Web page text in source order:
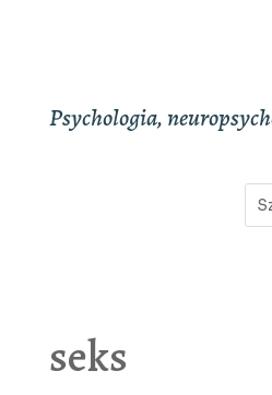
Psychologia,
seks